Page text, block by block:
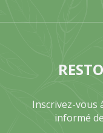
Inscrivez-
informé